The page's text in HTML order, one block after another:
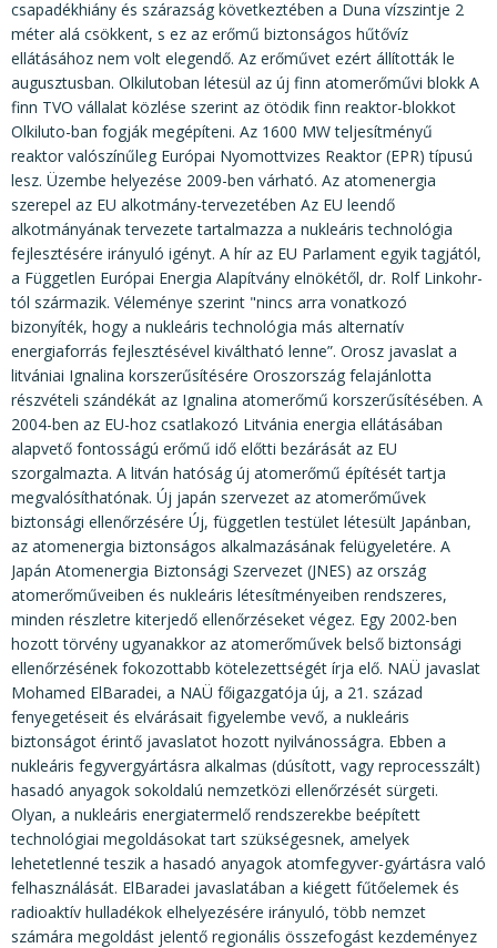
E-ÜGYINTÉZÉS
csapadékhiány és szárazság következtében a Duna vízszintje 2
méter alá csökkent, s ez az erőmű biztonságos hűtővíz
ellátásához nem volt elegendő. Az erőművet ezért állították le
augusztusban. Olkilutoban létesül az új finn atomerőművi blokk A
finn TVO vállalat közlése szerint az ötödik finn reaktor-blokkot
Olkiluto-ban fogják megépíteni. Az 1600 MW teljesítményű
reaktor valószínűleg Európai Nyomottvizes Reaktor (EPR) típusú
lesz. Üzembe helyezése 2009-ben várható. Az atomenergia
szerepel az EU alkotmány-tervezetében Az EU leendő
alkotmányának tervezete tartalmazza a nukleáris technológia
fejlesztésére irányuló igényt. A hír az EU Parlament egyik tagjától,
a Független Európai Energia Alapítvány elnökétől, dr. Rolf Linkohr-
tól származik. Véleménye szerint "nincs arra vonatkozó
bizonyíték, hogy a nukleáris technológia más alternatív
energiaforrás fejlesztésével kiváltható lenne”. Orosz javaslat a
litvániai Ignalina korszerűsítésére Oroszország felajánlotta
részvételi szándékát az Ignalina atomerőmű korszerűsítésében. A
2004-ben az EU-hoz csatlakozó Litvánia energia ellátásában
alapvető fontosságú erőmű idő előtti bezárását az EU
szorgalmazta. A litván hatóság új atomerőmű építését tartja
megvalósíthatónak. Új japán szervezet az atomerőművek
biztonsági ellenőrzésére Új, független testület létesült Japánban,
az atomenergia biztonságos alkalmazásának felügyeletére. A
Japán Atomenergia Biztonsági Szervezet (JNES) az ország
atomerőműveiben és nukleáris létesítményeiben rendszeres,
minden részletre kiterjedő ellenőrzéseket végez. Egy 2002-ben
hozott törvény ugyanakkor az atomerőművek belső biztonsági
ellenőrzésének fokozottabb kötelezettségét írja elő. NAÜ javaslat
Mohamed ElBaradei, a NAÜ főigazgatója új, a 21. század
fenyegetéseit és elvárásait figyelembe vevő, a nukleáris
biztonságot érintő javaslatot hozott nyilvánosságra. Ebben a
nukleáris fegyvergyártásra alkalmas (dúsított, vagy reprocesszált)
hasadó anyagok sokoldalú nemzetközi ellenőrzését sürgeti.
Olyan, a nukleáris energiatermelő rendszerekbe beépített
technológiai megoldásokat tart szükségesnek, amelyek
lehetetlenné teszik a hasadó anyagok atomfegyver-gyártásra való
felhasználását. ElBaradei javaslatában a kiégett fűtőelemek és
radioaktív hulladékok elhelyezésére irányuló, több nemzet
számára megoldást jelentő regionális összefogást kezdeményez